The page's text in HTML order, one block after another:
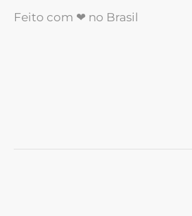
Feito com ❤ no Brasil